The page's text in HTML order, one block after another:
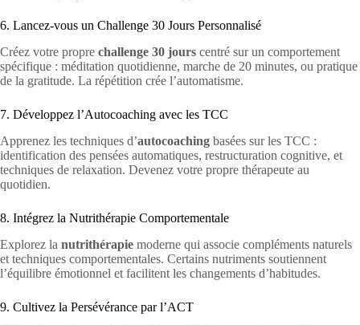
6. Lancez-vous un Challenge 30 Jours Personnalisé
Créez votre propre challenge 30 jours centré sur un comportement
spécifique : méditation quotidienne, marche de 20 minutes, ou pratique
de la gratitude. La répétition crée l’automatisme.
7. Développez l’Autocoaching avec les TCC
Apprenez les techniques d’autocoaching basées sur les TCC :
identification des pensées automatiques, restructuration cognitive, et
techniques de relaxation. Devenez votre propre thérapeute au
quotidien.
8. Intégrez la Nutrithérapie Comportementale
Explorez la nutrithérapie moderne qui associe compléments naturels
et techniques comportementales. Certains nutriments soutiennent
l’équilibre émotionnel et facilitent les changements d’habitudes.
9. Cultivez la Persévérance par l’ACT